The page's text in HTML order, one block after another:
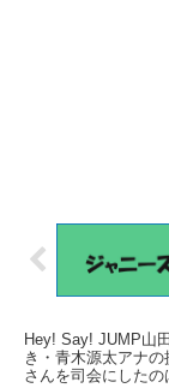
Hey! Say! JUMP山
き・青木源太アナ
さんを司会にした